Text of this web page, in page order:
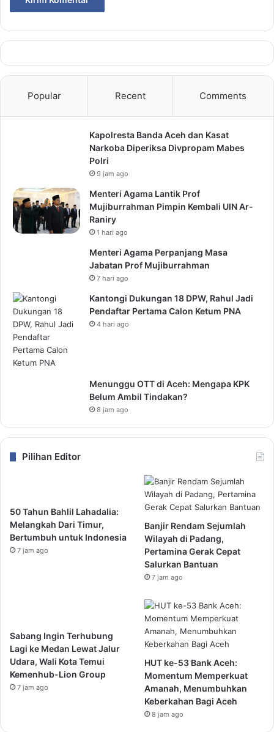
Popular Recent Comments
Kapolresta Banda Aceh dan Kasat
Narkoba Diperiksa Divpropam Mabes
Polri
9 jam ago
Menteri Agama Lantik Prof
Mujiburrahman Pimpin Kembali UIN Ar-
Raniry
1 hari ago
Menteri Agama Perpanjang Masa
Jabatan Prof Mujiburrahman
7 hari ago
Kantongi Dukungan 18 DPW, Rahul Jadi
Pendaftar Pertama Calon Ketum PNA
4 hari ago
Menunggu OTT di Aceh: Mengapa KPK
Belum Ambil Tindakan?
8 jam ago
Pilihan Editor
50 Tahun Bahlil Lahadalia:
Melangkah Dari Timur,
Bertumbuh untuk Indonesia
7 jam ago
Banjir Rendam Sejumlah
Wilayah di Padang,
Pertamina Gerak Cepat
Salurkan Bantuan
7 jam ago
Sabang Ingin Terhubung
Lagi ke Medan Lewat Jalur
Udara, Wali Kota Temui
Kemenhub-Lion Group
7 jam ago
HUT ke-53 Bank Aceh:
Momentum Memperkuat
Amanah, Menumbuhkan
Keberkahan Bagi Aceh
8 jam ago